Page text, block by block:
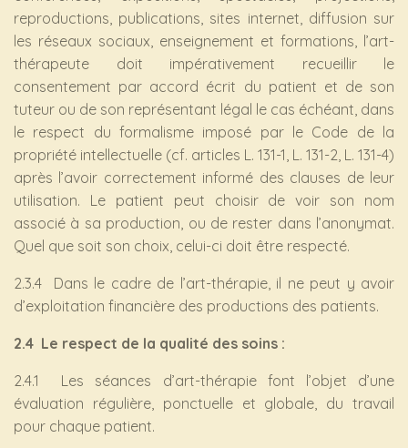
reproductions, publications, sites internet, diffusion sur
les réseaux sociaux, enseignement et formations, l’art-
thérapeute doit impérativement recueillir le
consentement par accord écrit du patient et de son
tuteur ou de son représentant légal le cas échéant, dans
le respect du formalisme imposé par le Code de la
propriété intellectuelle (cf. articles L. 131-1, L. 131-2, L. 131-4)
après l’avoir correctement informé des clauses de leur
utilisation. Le patient peut choisir de voir son nom
associé à sa production, ou de rester dans l’anonymat.
Quel que soit son choix, celui-ci doit être respecté.
2.3.4 Dans le cadre de l’art-thérapie, il ne peut y avoir
d’exploitation financière des productions des patients.
2.4 Le respect de la qualité des soins :
2.4.1 Les séances d’art-thérapie font l’objet d’une
évaluation régulière, ponctuelle et globale, du travail
pour chaque patient.